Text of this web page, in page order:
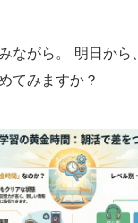
ながら。 明日から
てみますか？